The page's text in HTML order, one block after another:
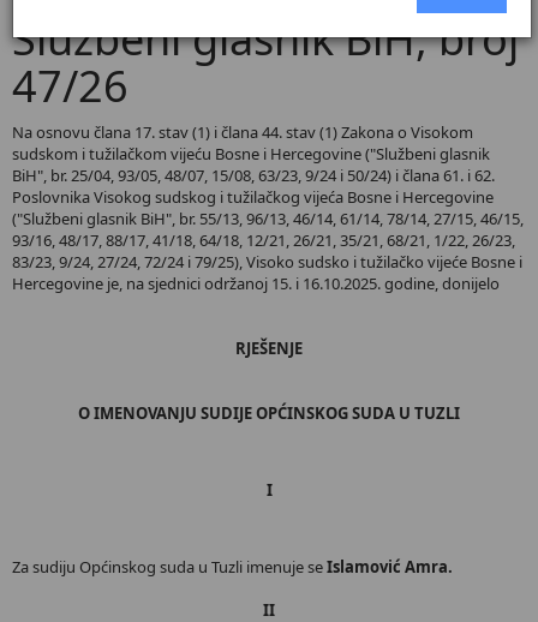
Službeni glasnik BiH, broj
47/26
Na osnovu člana 17. stav (1) i člana 44. stav (1) Zakona o Visokom
sudskom i tužilačkom vijeću Bosne i Hercegovine ("Službeni glasnik
BiH", br. 25/04, 93/05, 48/07, 15/08, 63/23, 9/24 i 50/24) i člana 61. i 62.
Poslovnika Visokog sudskog i tužilačkog vijeća Bosne i Hercegovine
("Službeni glasnik BiH", br. 55/13, 96/13, 46/14, 61/14, 78/14, 27/15, 46/15,
93/16, 48/17, 88/17, 41/18, 64/18, 12/21, 26/21, 35/21, 68/21, 1/22, 26/23,
83/23, 9/24, 27/24, 72/24 i 79/25), Visoko sudsko i tužilačko vijeće Bosne i
Hercegovine je, na sjednici održanoj 15. i 16.10.2025. godine, donijelo
RJEŠENЈЕ
O IMENOVANJU SUDIJE OPĆINSKOG SUDA U TUZLI
I
Za sudiju Općinskog suda u Tuzli imenuje seIslamović Amra.
II